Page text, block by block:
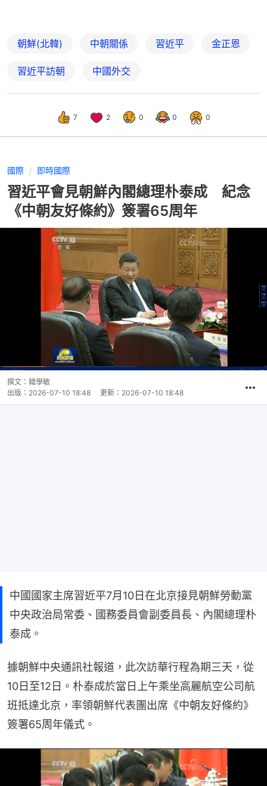
朝鮮(北韓) 中朝關係 習近平 金正恩
習近平訪朝 中國外交
7 2 0 0 0
國際 即時國際
習近平會見朝鮮內閣總理朴泰成 紀念
《中朝友好條約》簽署65周年
撰文： 韓學敏
出版： 2026-07-10 18:48 更新： 2026-07-10 18:48
中國國家主席習近平7月10日在北京接見朝鮮勞動黨
中央政治局常委、國務委員會副委員長、內閣總理朴
泰成。
據朝鮮中央通訊社報道，此次訪華行程為期三天，從
10日至12日。朴泰成於當日上午乘坐高麗航空公司航
班抵達北京，率領朝鮮代表團出席《中朝友好條約》
簽署65周年儀式。